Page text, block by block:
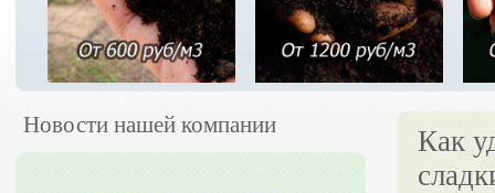
Новости нашей компании
Как